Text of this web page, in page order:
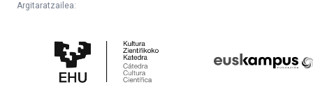
Argitaratzailea:
Zientifikoko
Katedra